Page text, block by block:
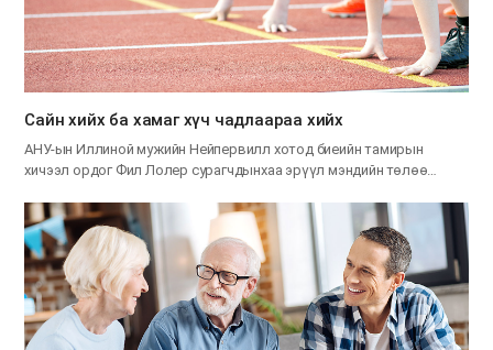
Сайн хийх ба хамаг хүч чадлаараа хийх
АНУ-ын Иллиной мужийн Нейпервилл хотод биеийн тамирын
хичээл ордог Фил Лолер сурагчдынхаа эрүүл мэндийн төлөө…